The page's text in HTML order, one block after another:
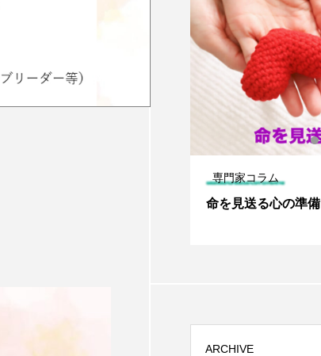
について
専門家コラム
命を見送る心の準備
ARCHIVE